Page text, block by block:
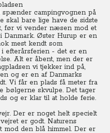
campingvognen på
bare lige have de sidste
før vi vender næsen mod et
Danmark. Øster Hurup er en
mest kendt som
efterårsferien - det er en
Alt er åbent, men der er
vi tjekker ind på,
og er en af Danmarks
Vi får en plads få meter fra
skvulpe. Det tager
og er klar til at holde ferie.
Der er noget helt specielt
er godt. Naturens
den blå himmel. Der er